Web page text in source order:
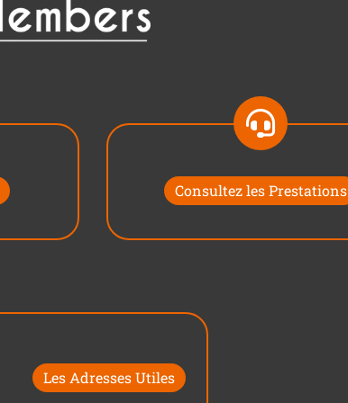
Consultez les Prestations
Les Adresses Utiles